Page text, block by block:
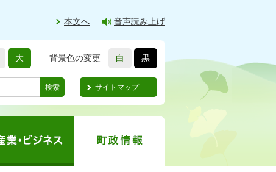
本文へ 音声読み上げ
大 背景色の変更 白 黒
検索 サイトマップ